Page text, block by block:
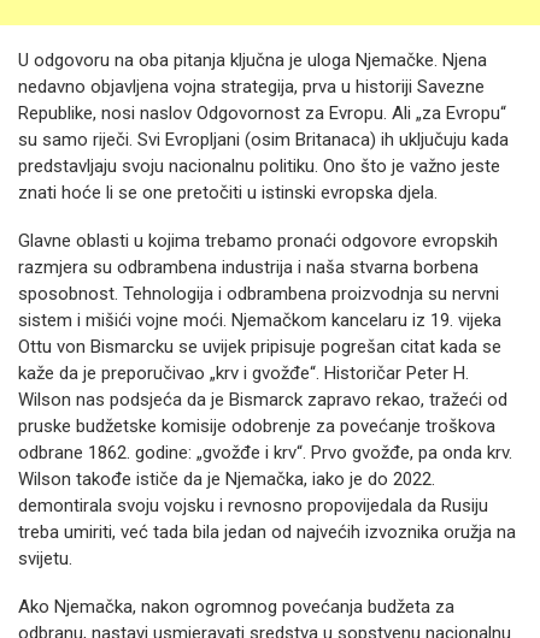
U odgovoru na oba pitanja ključna je uloga Njemačke. Njena
nedavno objavljena vojna strategija, prva u historiji Savezne
Republike, nosi naslov Odgovornost za Evropu. Ali „za Evropu“
su samo riječi. Svi Evropljani (osim Britanaca) ih uključuju kada
predstavljaju svoju nacionalnu politiku. Ono što je važno jeste
znati hoće li se one pretočiti u istinski evropska djela.
Glavne oblasti u kojima trebamo pronaći odgovore evropskih
razmjera su odbrambena industrija i naša stvarna borbena
sposobnost. Tehnologija i odbrambena proizvodnja su nervni
sistem i mišići vojne moći. Njemačkom kancelaru iz 19. vijeka
Ottu von Bismarcku se uvijek pripisuje pogrešan citat kada se
kaže da je preporučivao „krv i gvožđe“. Historičar Peter H.
Wilson nas podsjeća da je Bismarck zapravo rekao, tražeći od
pruske budžetske komisije odobrenje za povećanje troškova
odbrane 1862. godine: „gvožđe i krv“. Prvo gvožđe, pa onda krv.
Wilson takođe ističe da je Njemačka, iako je do 2022.
demontirala svoju vojsku i revnosno propovijedala da Rusiju
treba umiriti, već tada bila jedan od najvećih izvoznika oružja na
svijetu.
Ako Njemačka, nakon ogromnog povećanja budžeta za
odbranu, nastavi usmjeravati sredstva u sopstvenu nacionalnu